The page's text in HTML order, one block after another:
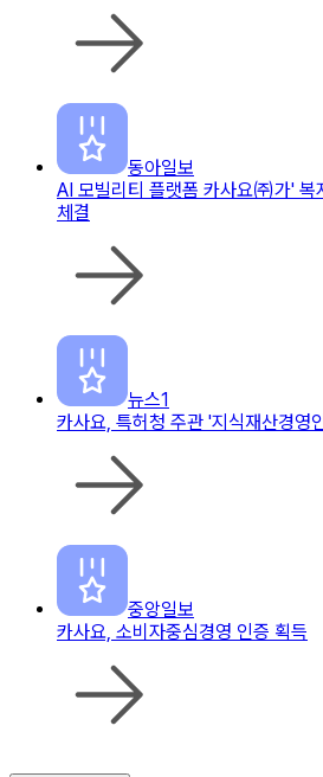
동아일보
AI 모빌리티 플랫폼 카사요㈜가' 복
체결
뉴스1
카사요, 특허청 주관 '지식재산경영
중앙일보
카사요, 소비자중심경영 인증 획득